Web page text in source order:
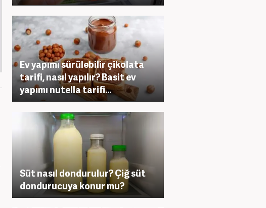
Ev yapımı sürülebilir çikolata
tarifi, nasıl yapılır? Basit ev
yapımı nutella tarifi…
Süt nasıl dondurulur? Çiğ süt
dondurucuya konur mu?